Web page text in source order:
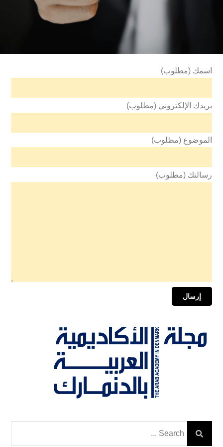
اسمك (مطلوب)
بريدك الإلكتروني (مطلوب)
الموضوع (مطلوب)
رسالتك (مطلوب)